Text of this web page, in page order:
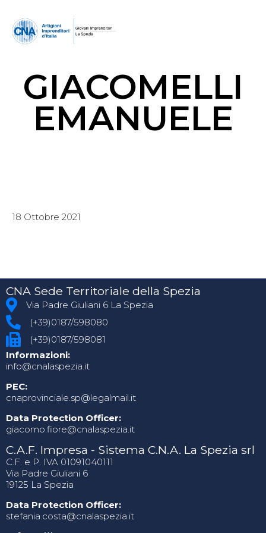
GIACOMELLI
EMANUELE
18 Ottobre 2021
CNA Sede Territoriale della Spezia
Via Padre Giuliani 6 La Spezia
(+39)0187/598080
(+39)0187/598081
Informazioni:
info@cnalaspezia.it
PEC:
cnaprovinciale.sp@legalmail.it
Data Protection Officer:
giacomo.fiore@cnalaspezia.it
C.A.F. Impresa - Sistema C.N.A. La Spezia srl
C.F. e P. IVA 01091040111
Via Padre Giuliani 6
19125 La Spezia
Data Protection Officer:
stefania.costa@cnalaspezia.it